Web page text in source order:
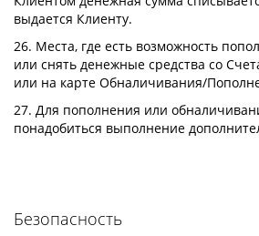
выдается Клиенту.
26. Места, где есть возможность
или снять денежные средства со
или на карте Обналичивания/
27. Для пополнения или
понадобиться выполнение
Безопасность